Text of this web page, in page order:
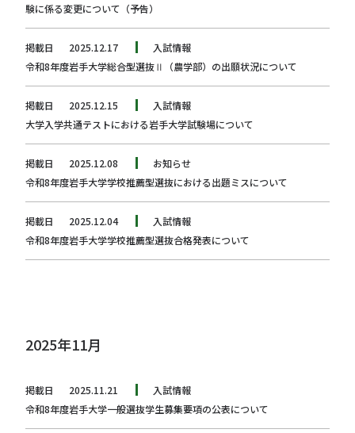
験に係る変更について（予告）
掲載日 2025.12.17
入試情報
令和8年度岩手大学総合型選抜Ⅱ（農学部）の出願状況について
掲載日 2025.12.15
入試情報
大学入学共通テストにおける岩手大学試験場について
掲載日 2025.12.08
お知らせ
令和8年度岩手大学学校推薦型選抜における出題ミスについて
掲載日 2025.12.04
入試情報
令和8年度岩手大学学校推薦型選抜合格発表について
2025年11月
掲載日 2025.11.21
入試情報
令和8年度岩手大学一般選抜学生募集要項の公表について